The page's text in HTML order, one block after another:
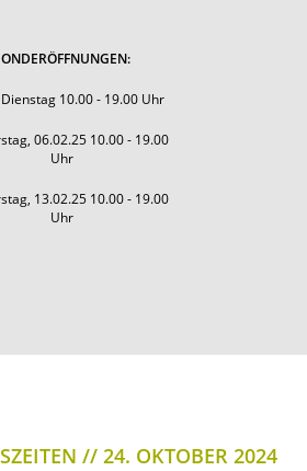
ONDERÖFFNUNGEN:
Dienstag 10.00 - 19.00 Uhr
06.02.25 10.00 - 19.00
Uhr
13.02.25 10.00 - 19.00
Uhr
24. OKTOBER 2024